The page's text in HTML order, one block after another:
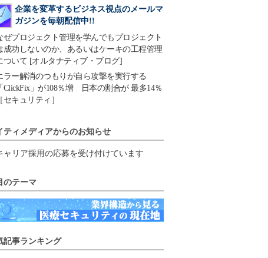
企業を変革するビジネス視点のメールマ
ガジンを毎朝配信中!!
ぜプロジェクト管理を学んでもプロジェクト
成功しないのか、あるいはケーキの工程管理
ついて [オルタナティブ・ブログ]
ラー解消のつもりが自ら攻撃を実行する
「ClickFix」が108％増 日本の割合が 最多14％
［セキュリティ］
ティメディアからのお知らせ
ャリア採用の応募を受け付けています
のテーマ
記事ランキング